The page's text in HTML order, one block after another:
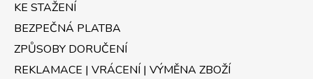
KE STAŽENÍ
BEZPEČNÁ PLATBA
ZPŮSOBY DORUČENÍ
REKLAMACE | VRÁCENÍ | VÝMĚNA ZBOŽÍ